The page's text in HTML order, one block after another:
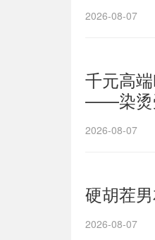
2026-08-07
千元高
——染烫
2026-08-07
硬胡茬
2026-08-07